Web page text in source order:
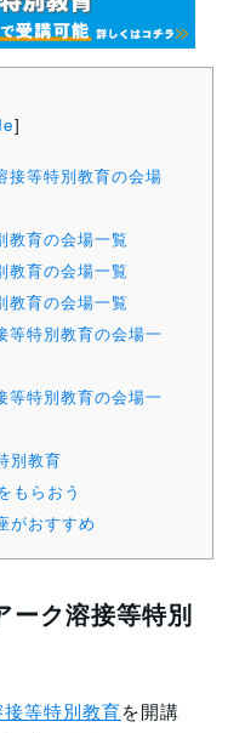
]
接等特別教育の会場
教育の会場一覧
教育の会場一覧
教育の会場一覧
等特別教育の会場一
等特別教育の会場一
別教育
もらおう
がおすすめ
ーク溶接等特別
等特別教育を開講